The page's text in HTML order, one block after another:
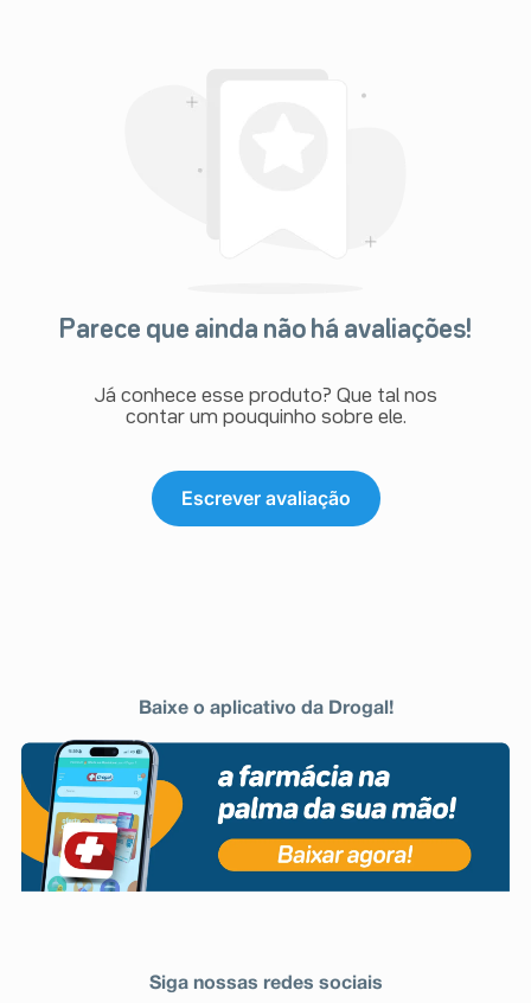
Parece que ainda não há avaliações!
Já conhece esse produto? Que tal nos
contar um pouquinho sobre ele.
Escrever avaliação
Baixe o aplicativo da Drogal!
Siga nossas redes sociais